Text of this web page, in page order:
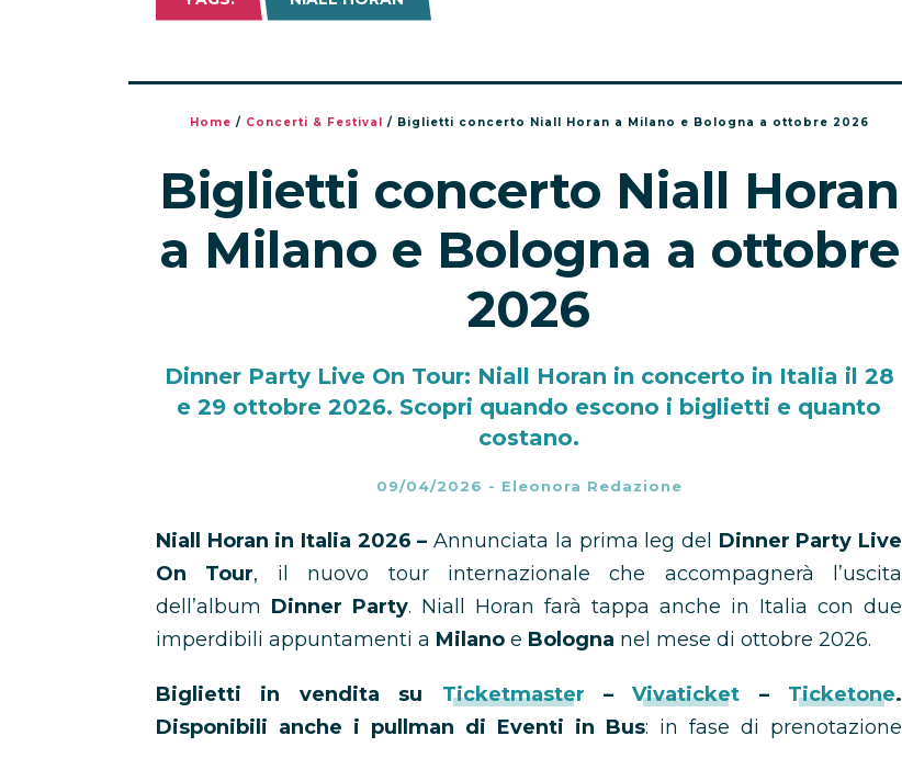
Home / Concerti & Festival / Biglietti concerto Niall Horan a Milano e Bologna a ottobre 2026
Biglietti concerto Niall Horan
a Milano e Bologna a ottobre
2026
Dinner Party Live On Tour: Niall Horan in concerto in Italia il 28
e 29 ottobre 2026. Scopri quando escono i biglietti e quanto
costano.
09/04/2026 - Eleonora Redazione
Niall Horan in Italia 2026 – Annunciata la prima leg del Dinner Party Live
On Tour, il nuovo tour internazionale che accompagnerà l’uscita
dell’album Dinner Party. Niall Horan farà tappa anche in Italia con due
imperdibili appuntamenti a Milano e Bologna nel mese di ottobre 2026.
Biglietti in vendita su Ticketmaster –Vivaticket – Ticketone.
Disponibili anche i pullman di Eventi in Bus: in fase di prenotazione